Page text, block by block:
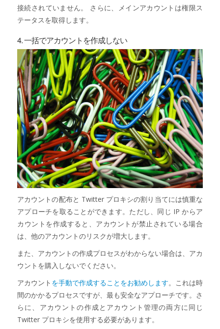
接続されていません。 さらに、メインアカウントは権限ス
テータスを取得します。
4. 一括でアカウントを作成しない
アカウントの配布と Twitter プロキシの割り当てには慎重な
アプローチを取ることができます。ただし、同じ IP からア
カウントを作成すると、アカウントが禁止されている場合
は、他のアカウントのリスクが増大します。
また、アカウントの作成プロセスがわからない場合は、アカ
ウントを購入しないでください。
アカウント を手動で作成することをお勧めします。これは時
間のかかるプロセスですが、最も安全なアプローチです。さ
らに、アカウントの作成とアカウント管理の両方に同じ
Twitter プロキシを使用する必要があります。